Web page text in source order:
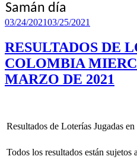
Samán día
Publicado
03/24/202103/25/2021
RESULTADOS DE
COLOMBIA
MARZO DE 2021
Resultados de Loterías Jugadas
Todos los resultados están sujetos